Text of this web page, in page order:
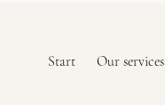
Start Our services